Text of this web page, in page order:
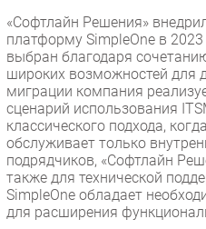
«Софтлайн Решения»
платформу SimpleOne в
выбран благодаря
широких возможностей для
миграции компания
сценарий использования
классического подхода,
обслуживает только
подрядчиков, «Софтлайн
также для технической
SimpleOne обладает
для расширения